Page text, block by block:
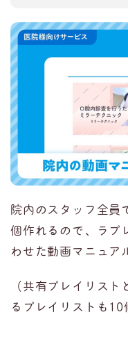
院内のスタッフ全員
個作れるので、ラプ
わせた動画マニュア
（共有プレイリス
るプレイリストも10